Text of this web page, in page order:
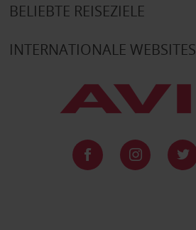
BELIEBTE REISEZIELE
INTERNATIONALE WEBSITES